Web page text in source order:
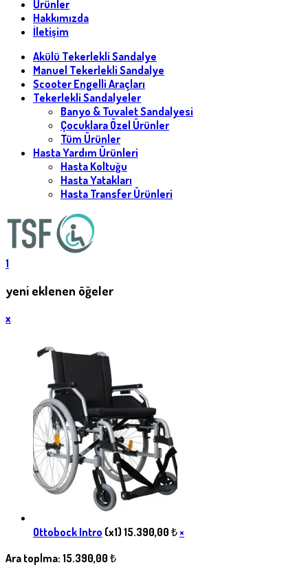
Ürünler
Hakkımızda
İletişim
Akülü Tekerlekli Sandalye
Manuel Tekerlekli Sandalye
Scooter Engelli Araçları
Tekerlekli Sandalyeler
Banyo & Tuvalet Sandalyesi
Çocuklara Özel Ürünler
Tüm Ürünler
Hasta Yardım Ürünleri
Hasta Koltuğu
Hasta Yatakları
Hasta Transfer Ürünleri
1
yeni eklenen öğeler
x
Ottobock Intro (x1) 15.390,00 ₺ ×
Ara toplma: 15.390,00 ₺